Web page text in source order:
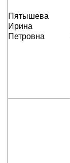
Пятышева
Ирина
Петровна